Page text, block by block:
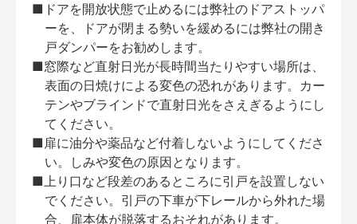
■ドアを開放状態で止めるには弊社のドアストッパ
ーを、ドアが閉まる勢いを緩めるには弊社の開き
戸ダンパーをお勧めします。
■窓際など直射日光が長時間当たりやすい場所は、
表面の日焼けによる変色の恐れがあります。カー
テンやブラインドで直射日光をさえぎるようにし
てください。
■扉に油分や薬品など付着しないようにしてくださ
い。しみや変色の原因となります。
■上り口など段差のあるところに引戸を設置しない
でください。引戸の下車が下レールから外れた場
合、扉本体が脱落するおそれがあります。